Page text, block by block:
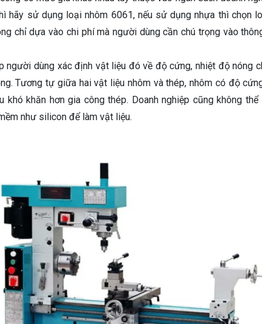
hãy sử dụng loại nhôm 6061, nếu sử dụng nhựa thì chọn
chỉ dựa vào chi phí mà người dùng cần chú trọng vào
người dùng xác định vật liệu đó về độ cứng, nhiệt độ nóng
Tương tự giữa hai vật liệu nhôm và thép, nhôm có độ
khó khăn hơn gia công thép. Doanh nghiệp cũng không
như silicon để làm vật liệu.